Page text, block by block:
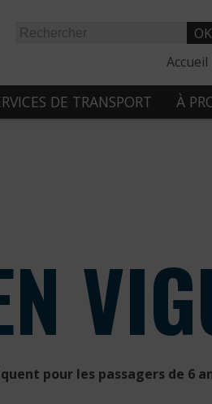
OK
Accueil
DE TRANSPORT À
pour les passagers de 6